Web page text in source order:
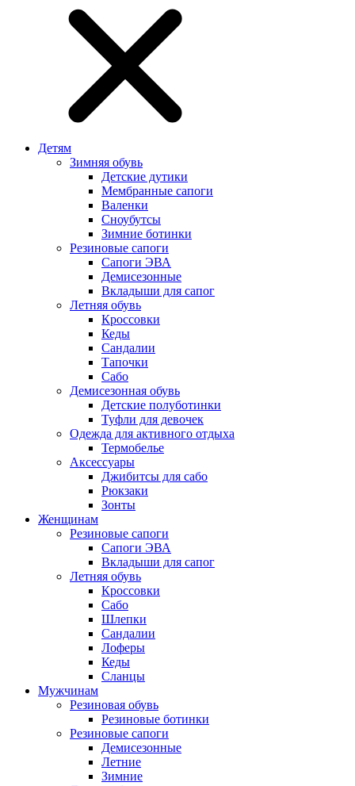
Детям
Зимняя обувь
Детские дутики
Мембранные сапоги
Валенки
Сноубутсы
Зимние ботинки
Резиновые сапоги
Сапоги ЭВА
Демисезонные
Вкладыши для сапог
Летняя обувь
Кроссовки
Кеды
Сандалии
Тапочки
Сабо
Демисезонная обувь
Детские полуботинки
Туфли для девочек
Одежда для активного отдыха
Термобелье
Аксессуары
Джибитсы для сабо
Рюкзаки
Зонты
Женщинам
Резиновые сапоги
Cапоги ЭВА
Вкладыши для сапог
Летняя обувь
Кроссовки
Сабо
Шлепки
Сандалии
Лоферы
Кеды
Сланцы
Мужчинам
Резиновая обувь
Резиновые ботинки
Резиновые сапоги
Демисезонные
Летние
Зимние